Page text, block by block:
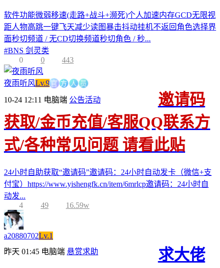
软件功能微弱移速(走路+战斗+濒死)个人加速内存GCD无限视
距人物高跳一键飞天减少读图暴击抖动挂机不返回角色选择界
面秒切频道 / 无CD切换频道秒切角色 / 秒...
#BNS 剑灵类
0
0 443
夜雨听风Lv.9官方人员
10-24 12:11 电脑端 公告活动
邀请码
获取/金币充值/客服QQ联系方
式/各种常见问题 请看此贴
24小时自助获取“邀请码”邀请码：24小时自动发卡（微信+支
付宝）https://www.yishengfk.cn/item/6mrlcp邀请码：24小时自
动发...
4
49 16.59w
a20880702Lv.1
昨天 01:45 电脑端 悬赏求助
求大佬